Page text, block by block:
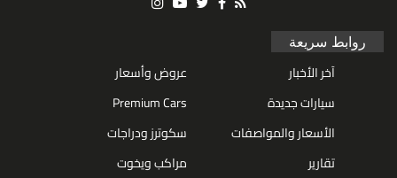
روابط سريعة
آخر الأخبار
سيارات جديدة
الأسعار والمواصفات
تقارير
عروض وأسعار
Premium Cars
سكوترز ودراجات
مراكب ويخوت